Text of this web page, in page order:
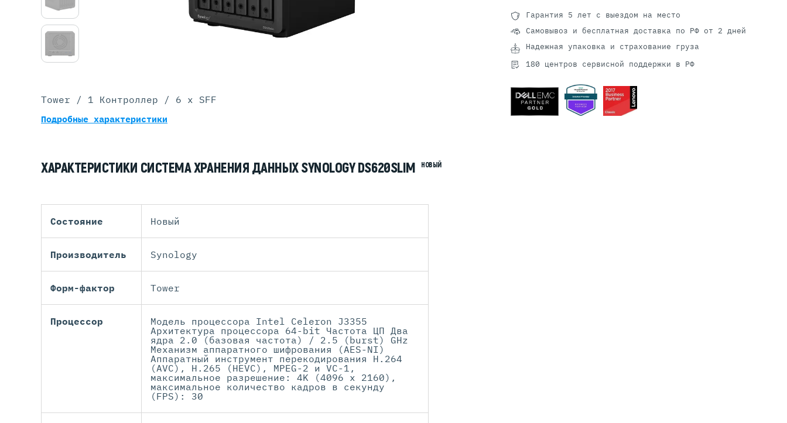
DELL G15
DELL G14
С 4 GPU
С 8 GPU
Гарантия 5 лет с выездом на место
Самовывоз и бесплатная доставка по РФ от 2 дней
Надежная упаковка и страхование груза
180 центров сервисной поддержки в РФ
Tower / 1 Контроллер / 6 x SFF
Подробные характеристики
ХАРАКТЕРИСТИКИ СИСТЕМА ХРАНЕНИЯ ДАННЫХ SYNOLOGY DS620SLIM НОВЫЙ
Состояние Новый
Производитель Synology
Форм-фактор Tower
Процессор
Модель процессора Intel Celeron J3355
Архитектура процессора 64-bit Частота ЦП Два
ядра 2.0 (базовая частота) / 2.5 (burst) GHz
Механизм аппаратного шифрования (AES-NI)
Аппаратный инструмент перекодирования H.264
(AVC), H.265 (HEVC), MPEG-2 и VC-1,
максимальное разрешение: 4K (4096 x 2160),
максимальное количество кадров в секунду
(FPS): 30